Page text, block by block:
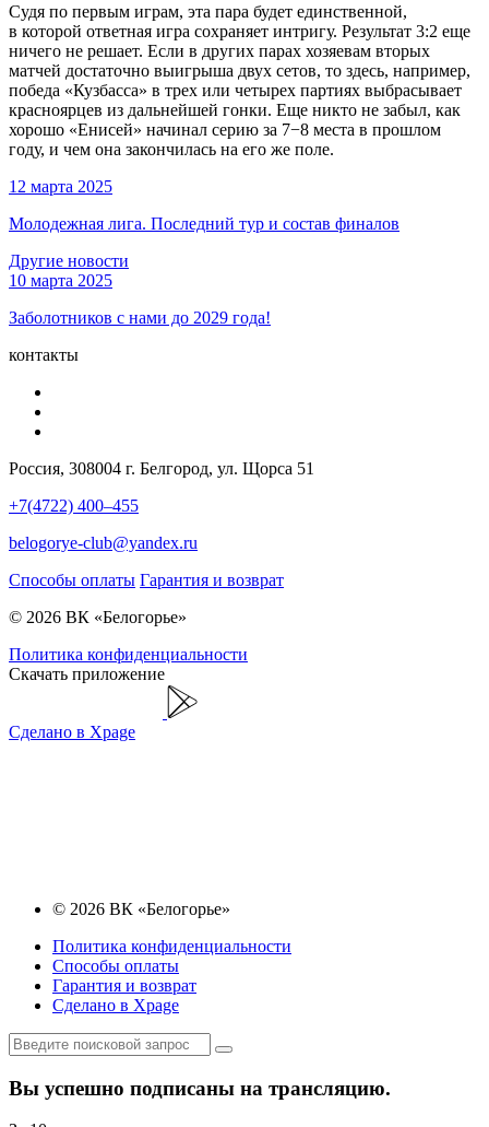
Судя по первым играм, эта пара будет единственной,
в которой ответная игра сохраняет интригу. Результат 3:2 еще
ничего не решает. Если в других парах хозяевам вторых
матчей достаточно выигрыша двух сетов, то здесь, например,
победа «Кузбасса» в трех или четырех партиях выбрасывает
красноярцев из дальнейшей гонки. Еще никто не забыл, как
хорошо «Енисей» начинал серию за 7−8 места в прошлом
году, и чем она закончилась на его же поле.
12 марта 2025
Молодежная лига. Последний тур и состав финалов
Другие новости
10 марта 2025
Заболотников с нами до 2029 года!
контакты
Россия, 308004 г. Белгород, ул. Щорса 51
+7(4722) 400–455
belogorye-club@yandex.ru
Способы оплаты Гарантия и возврат
© 2026 ВК «Белогорье»
Политика конфиденциальности
Скачать приложение
Сделано в Xpage
© 2026 ВК «Белогорье»
Политика конфиденциальности
Способы оплаты
Гарантия и возврат
Сделано в Xpage
Вы успешно подписаны на трансляцию.